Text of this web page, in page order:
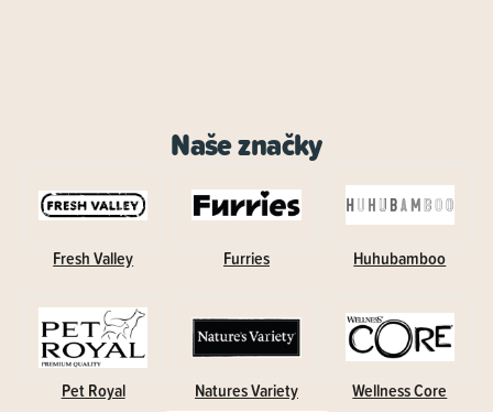
Naše značky
Fresh Valley Furries Huhubamboo
Pet Royal Natures Variety Wellness Core